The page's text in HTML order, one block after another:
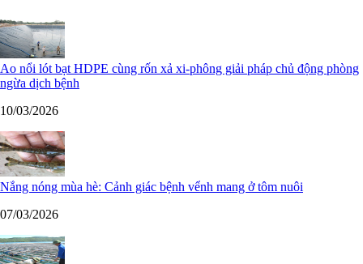
Ao nổi lót bạt HDPE cùng rốn xả xi-phông giải pháp chủ động phòng
ngừa dịch bệnh
10/03/2026
Nắng nóng mùa hè: Cảnh giác bệnh vểnh mang ở tôm nuôi
07/03/2026